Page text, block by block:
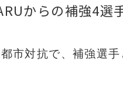
からの補強4選
市対抗で、補強選